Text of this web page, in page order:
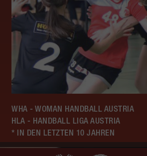
WHA - WOMAN HANDBALL AUSTRIA
HLA - HANDBALL LIGA AUSTRIA
* IN DEN LETZTEN 10 JAHREN